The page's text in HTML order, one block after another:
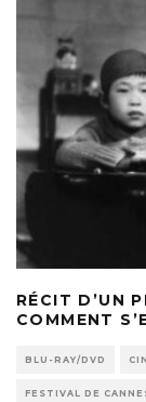
RÉCIT D’UN
COMMENT
BLU-RAY/DVD
FESTIVAL DE